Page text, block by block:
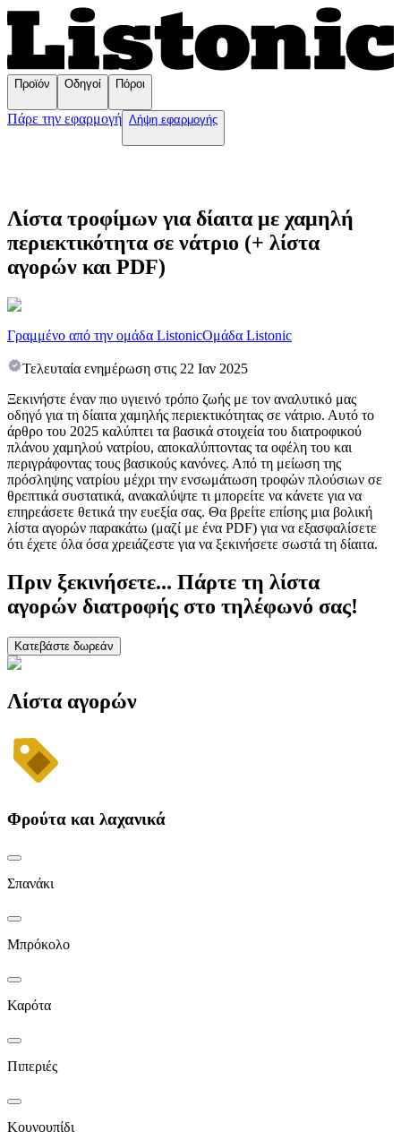
Προϊόν Οδηγοί Πόροι
Πάρε την εφαρμογή Λήψη εφαρμογής
Λίστα τροφίμων για δίαιτα με χαμηλή
περιεκτικότητα σε νάτριο (+ λίστα
αγορών και PDF)
Γραμμένο από την ομάδα ListonicΟμάδα Listonic
Τελευταία ενημέρωση στις 22 Ιαν 2025
Ξεκινήστε έναν πιο υγιεινό τρόπο ζωής με τον αναλυτικό μας
οδηγό για τη δίαιτα χαμηλής περιεκτικότητας σε νάτριο. Αυτό το
άρθρο του 2025 καλύπτει τα βασικά στοιχεία του διατροφικού
πλάνου χαμηλού νατρίου, αποκαλύπτοντας τα οφέλη του και
περιγράφοντας τους βασικούς κανόνες. Από τη μείωση της
πρόσληψης νατρίου μέχρι την ενσωμάτωση τροφών πλούσιων σε
θρεπτικά συστατικά, ανακαλύψτε τι μπορείτε να κάνετε για να
επηρεάσετε θετικά την ευεξία σας. Θα βρείτε επίσης μια βολική
λίστα αγορών παρακάτω (μαζί με ένα PDF) για να εξασφαλίσετε
ότι έχετε όλα όσα χρειάζεστε για να ξεκινήσετε σωστά τη δίαιτα.
Πριν ξεκινήσετε... Πάρτε τη λίστα
αγορών διατροφής στο τηλέφωνό σας!
Κατεβάστε δωρεάν
Λίστα αγορών
Φρούτα και λαχανικά
Σπανάκι
Μπρόκολο
Καρότα
Πιπεριές
Κουνουπίδι